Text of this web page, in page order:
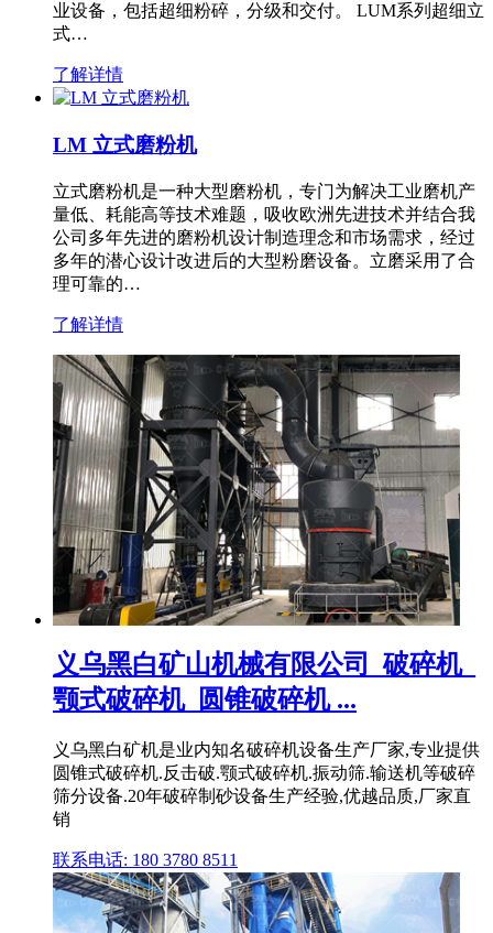
业设备，包括超细粉碎，分级和交付。 LUM系列超细立
式…
了解详情
LM 立式磨粉机
立式磨粉机是一种大型磨粉机，专门为解决工业磨机产
量低、耗能高等技术难题，吸收欧洲先进技术并结合我
公司多年先进的磨粉机设计制造理念和市场需求，经过
多年的潜心设计改进后的大型粉磨设备。立磨采用了合
理可靠的…
了解详情
义乌黑白矿山机械有限公司_破碎机_
颚式破碎机_圆锥破碎机 ...
义乌黑白矿机是业内知名破碎机设备生产厂家,专业提供
圆锥式破碎机.反击破.颚式破碎机.振动筛.输送机等破碎
筛分设备.20年破碎制砂设备生产经验,优越品质,厂家直
销
联系电话: 180 3780 8511